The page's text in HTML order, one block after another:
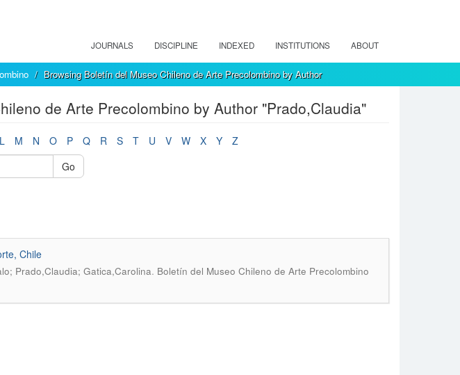
JOURNALS DISCIPLINE INDEXED INSTITUTIONS ABOUT
Browsing Boletín del Museo Chileno de Arte Precolombino by Author
de Arte Precolombino by Author "Prado,Claudia"
L M N O P Q R S T U V W X Y
Z
Go
Chile
Prado,Claudia; Gatica,Carolina. Boletín del Museo Chileno de Arte Precolombino